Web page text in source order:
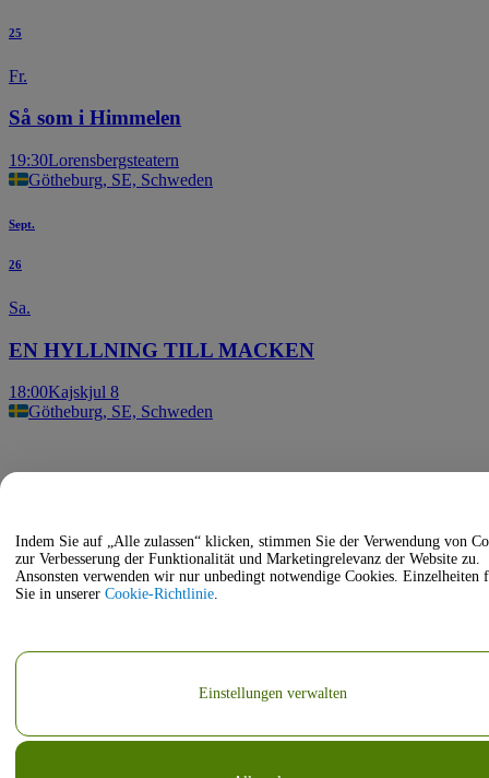
25
Fr.
Så som i Himmelen
19:30Lorensbergsteatern
Götheburg, SE, Schweden
Sept.
26
Sa.
EN HYLLNING TILL MACKEN
18:00Kajskjul 8
Götheburg, SE, Schweden
Indem Sie auf „Alle zulassen“ klicken, stimmen Sie der Verwendung von
zur Verbesserung der Funktionalität und Marketingrelevanz der Website zu.
Ansonsten verwenden wir nur unbedingt notwendige Cookies. Einzelheiten
Sie in unserer Cookie-Richtlinie.
Einstellungen verwalten